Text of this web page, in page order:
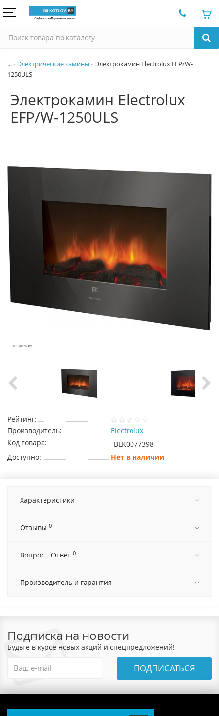
... Электрические камины
Электрокамин Electrolux EFP/W-
1250ULS
Электрокамин Electrolux
EFP/W-1250ULS
Рейтинг:
Производитель:
Electrolux
Код товара:
BLK0077398
Доступно:
Нет в наличии
Характеристики
Отзывы 0
Вопрос - Ответ 0
Производитель и гарантия
Подписка на новости
Будьте в курсе новых акций и спецпредложений!
ПОДПИСАТЬСЯ